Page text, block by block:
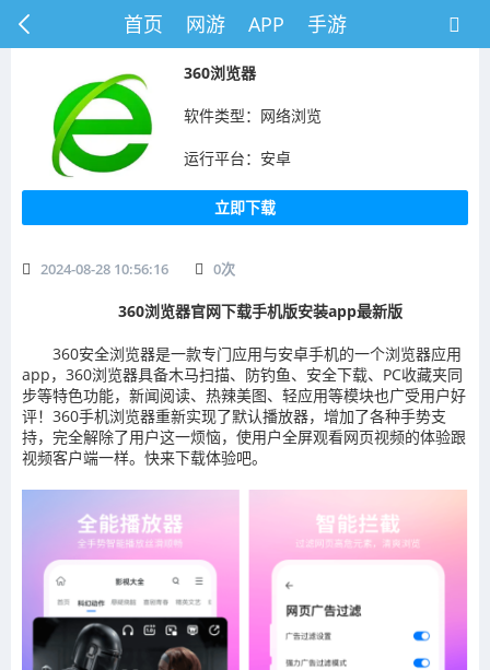
首页 网游 APP 手游
​360浏览器
软件类型：网络浏览
运行平台：安卓
立即下载
2024-08-28 10:56:16 0次
360浏览器官网下载手机版安装app最新版
360安全浏览器是一款专门应用与安卓手机的一个浏览器应用
app，360浏览器具备木马扫描、防钓鱼、安全下载、PC收藏夹同
步等特色功能，新闻阅读、热辣美图、轻应用等模块也广受用户好
评！360手机浏览器重新实现了默认播放器，增加了各种手势支
持，完全解除了用户这一烦恼，使用户全屏观看网页视频的体验跟
视频客户端一样。快来下载体验吧。